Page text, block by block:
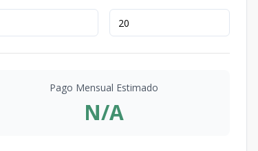
Pago Mensual Estimado
N/A